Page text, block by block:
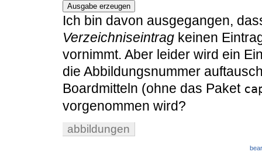
Ausgabe erzeugen
Ich bin davon ausgegangen,
Verzeichniseintrag keinen
vornimmt. Aber leider wird ein
die Abbildungsnummer
Boardmitteln (ohne das Paket
vorgenommen wird?
abbildungen